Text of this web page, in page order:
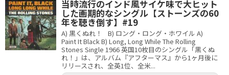
当時流行のインド風サイケ味で大ヒット
した画期的なシングル【ストーンズの60
年を聴き倒す】#19
A) 黒くぬれ！ B) ロング・ロング・ホワイル A)
Paint It Black B) Long, Long While The Rolling
Stones Single 1966 英国10枚目のシングル「黒くぬ
れ！」は、アルバム『アフターマス』から1ヶ月後に
リリースされ、全英1位、全米...